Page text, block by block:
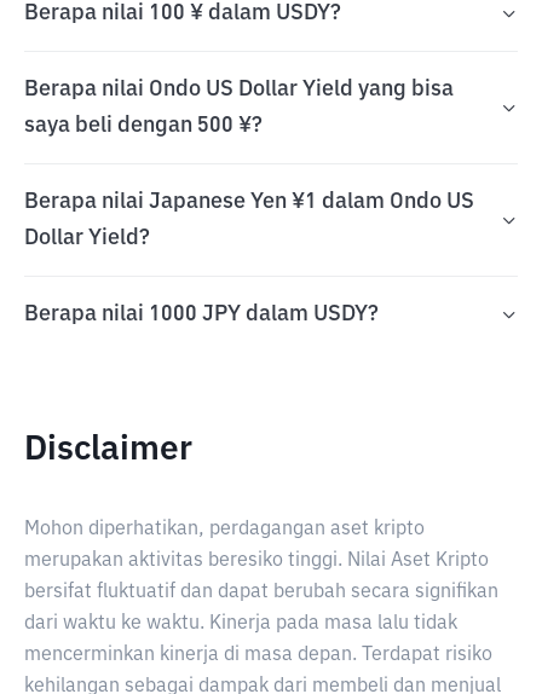
Berapa nilai 100 ¥ dalam USDY?
Berapa nilai Ondo US Dollar Yield yang bisa
saya beli dengan 500 ¥?
Berapa nilai Japanese Yen ¥1 dalam Ondo US
Dollar Yield?
Berapa nilai 1000 JPY dalam USDY?
Disclaimer
Mohon diperhatikan, perdagangan aset kripto
merupakan aktivitas beresiko tinggi. Nilai Aset Kripto
bersifat fluktuatif dan dapat berubah secara signifikan
dari waktu ke waktu. Kinerja pada masa lalu tidak
mencerminkan kinerja di masa depan. Terdapat risiko
kehilangan sebagai dampak dari membeli dan menjual